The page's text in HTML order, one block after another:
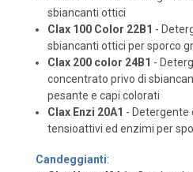
sbiancanti ottici
Clax 100 Color 22B1 -
sbiancanti ottici per sporco
Clax 200 color 24B1 -
concentrato privo di
pesante e capi colorati
Clax Enzi 20A1 - Detergente
tensioattivi ed enzimi per
Candeggianti: